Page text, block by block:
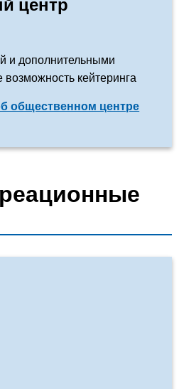
центр
и дополнительными
кейтеринга
общественном центре